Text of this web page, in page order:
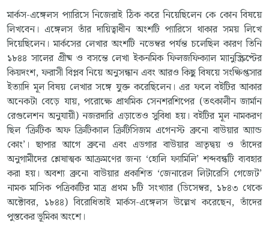
মার্কস-এঙ্গেলস প্যারিসে নিজেরাই ঠিক করে নিয়েছিলেন কে কোন বিষয়ে
লিখবেন। এঙ্গেলস তাঁর দায়িত্বাধীন অংশটি প্যারিসে থাকার সময় লিখে
দিয়েছিলেন। মার্কসের লেখার অংশটি নভেম্বর পর্যন্ত চলেছিল কারণ তিনি
১৮৪৪ সালের গ্রীষ্ম ও বসন্তে লেখা ইকনমিক ফিলজফিক্যাল ম্যানুস্ক্রিপ্টের
কিয়দংশ, ফরাসী বিপ্লব নিয়ে অনুসন্ধান এবং আরও কিছু বিষয়ে সংক্ষিপ্তসার
ইত্যাদি মূল বিষয় লেখার সঙ্গে যুক্ত করেছিলেন। এর ফলে বইটির আকার
অনেকটা বেড়ে যায়, পরোক্ষে প্রাথমিক সেনশরশিপের (তৎকালীন জার্মান
রেগুলেশন অনুযায়ী) নজরদারি এড়াতেও সুবিধা হয়। বইটির মূল নামকরণ
ছিল ‘ক্রিটিক অফ ক্রিটিক্যাল ক্রিটিসিজম এগেনস্ট ব্রুনো বাউয়ার অ্যান্ড
কোং’। ছাপার আগে ব্রুনো এবং এডগার বাউয়ার ভ্রাতৃদ্বয় ও তাঁদের
অনুগামীদের শ্লেষাত্মক আক্রমণের জন্য ‘হোলি ফ্যামিলি’ শব্দবন্ধটি ব্যবহার
করা হয়। অবশ্য ব্রুনো বাউয়ার প্রকাশিত ‘জেনারেল লিটারেসি গেজেট’
নামক মাসিক পত্রিকাটির মাত্র প্রথম ৮টি সংখ্যার (ডিসেম্বর, ১৮৪৩ থেকে
অক্টোবর, ১৮৪৪) বিরোধিতাই মার্কস-এঙ্গেলস উল্লেখ করেছেন, তাঁদের
পুস্তকের ভূমিকা অংশে।